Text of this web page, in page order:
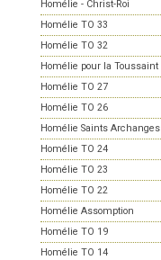
Homélie - Christ-Roi
Homélie TO 33
Homélie TO 32
Homélie pour la Toussaint
Homélie TO 27
Homélie TO 26
Homélie Saints Archanges
Homélie TO 24
Homélie TO 23
Homélie TO 22
Homélie Assomption
Homélie TO 19
Homélie TO 14